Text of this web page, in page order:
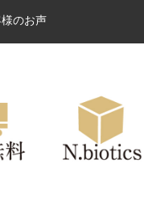
のお声